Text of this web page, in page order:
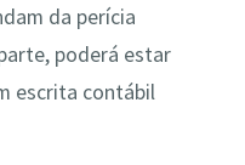
da perícia
poderá estar
escrita contábil